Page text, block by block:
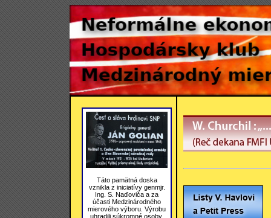
Táto pamätná doska
vznikla z iniciatívy genmjr.
Ing. S. Naďoviča a za
účasti Medzinárodného
mierového výboru. Výrobu
uhradili súkromné osoby.